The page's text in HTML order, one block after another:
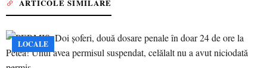
ARTICOLE SIMILARE
LOCALE